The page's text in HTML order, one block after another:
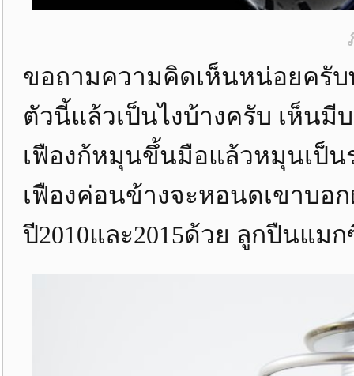
ขอถามความคิดเห็นหน่อยครั
ตัวนี้แล้วเป็นไงบ้างครับ เห็น
เฟืองก้หมุนขึ้นมือแล้วหมุนเป็น
เฟืองค่อนข้างจะหอนดเขาบอ
ปี2010และ2015ด้วย ลูกปืนแม